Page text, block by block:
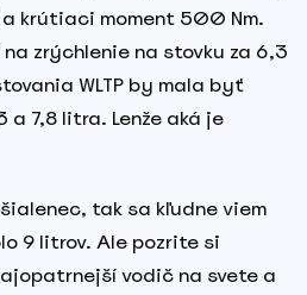
a krútiaci moment 500 Nm.
zrýchlenie na stovku za 6,3
WLTP by mala byť
a 7,8 litra. Lenže aká je
tak sa kľudne viem
9 litrov. Ale pozrite si
vodič na svete a